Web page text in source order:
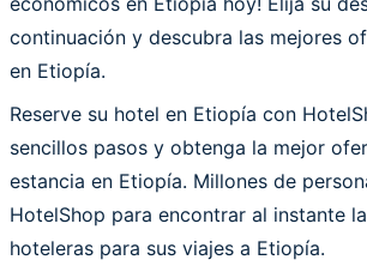
continuación y descubra las mejores
en Etiopía.
Reserve su hotel en Etiopía con
sencillos pasos y obtenga la mejor
estancia en Etiopía. Millones de
HotelShop para encontrar al instante
hoteleras para sus viajes a Etiopía.